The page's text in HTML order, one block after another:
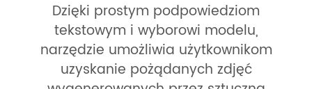
Dzięki prostym podpowiedziom
tekstowym i wyborowi modelu,
narzędzie umożliwia użytkownikom
uzyskanie pożądanych zdjęć